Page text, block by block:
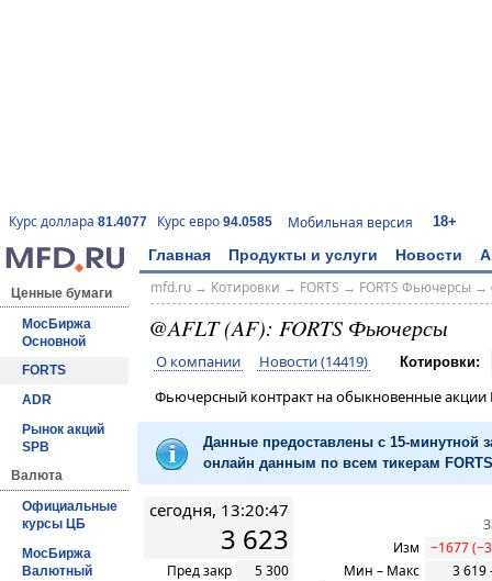
Курс доллара 81.4077 Курс евро 94.0585 Мобильная версия 18+
Главная Продукты и услуги Новости
Ценные бумаги
МосБиржа
Основной
FORTS
ADR
Рынок акций
SPB
Валюта
Официальные
курсы ЦБ
МосБиржа
Валютный
mfd.ru→ Котировки → FORTS → FORTS Фьючерсы→
@AFLT (AF): FORTS Фьючерсы
О компании Новости (14419) Котировки:
Фьючерсный контракт на обыкновенные
Данные предоставлены с 15-минутной
онлайн данным по всем тикерам
сегодня, 13:20:47
3 623
Пред закр
5 300
Изм
−1677
Мин – Макс
3 619